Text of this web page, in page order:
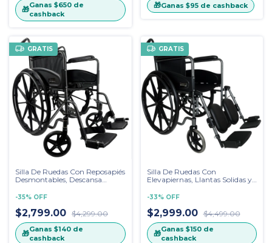
🎁Ganas $650 de
cashback
🎁Ganas $95de cashback
GRATIS
Silla De Ruedas Con Reposapiés
Desmontables, Descansa
2203-SF
-35% OFF
$2,799.00 $4,299.00
🎁Ganas $140 de
cashback
GRATIS
Silla De Ruedas Con
Elevapiernas, Llantas Solidas y
ELR
-33% OFF
$2,999.00 $4,499.00
🎁Ganas $150de
cashback